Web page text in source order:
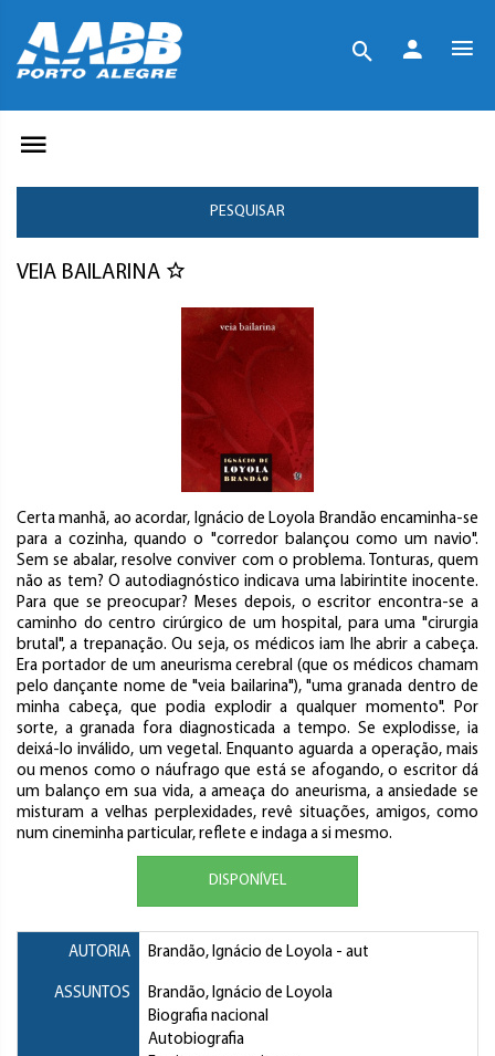
PESQUISAR
VEIA BAILARINA
Certa manhã, ao acordar, Ignácio de Loyola Brandão encaminha-se
para a cozinha, quando o "corredor balançou como um navio".
Sem se abalar, resolve conviver com o problema. Tonturas, quem
não as tem? O autodiagnóstico indicava uma labirintite inocente.
Para que se preocupar? Meses depois, o escritor encontra-se a
caminho do centro cirúrgico de um hospital, para uma "cirurgia
brutal", a trepanação. Ou seja, os médicos iam lhe abrir a cabeça.
Era portador de um aneurisma cerebral (que os médicos chamam
pelo dançante nome de "veia bailarina"), "uma granada dentro de
minha cabeça, que podia explodir a qualquer momento". Por
sorte, a granada fora diagnosticada a tempo. Se explodisse, ia
deixá-lo inválido, um vegetal. Enquanto aguarda a operação, mais
ou menos como o náufrago que está se afogando, o escritor dá
um balanço em sua vida, a ameaça do aneurisma, a ansiedade se
misturam a velhas perplexidades, revê situações, amigos, como
num cineminha particular, reflete e indaga a si mesmo.
DISPONÍVEL
AUTORIA Brandão, Ignácio de Loyola - aut
ASSUNTOS
Brandão, Ignácio de Loyola
Biografia nacional
Autobiografia